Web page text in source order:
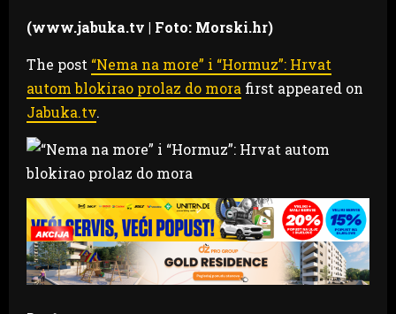
(www.jabuka.tv | Foto: Morski.hr)
The post “Nema na more” i “Hormuz”: Hrvat
autom blokirao prolaz do mora first appeared on
Jabuka.tv.